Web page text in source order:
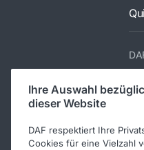
Ihre Auswahl
dieser Website
DAF respektiert Ihre
Cookies für eine Vielzahl